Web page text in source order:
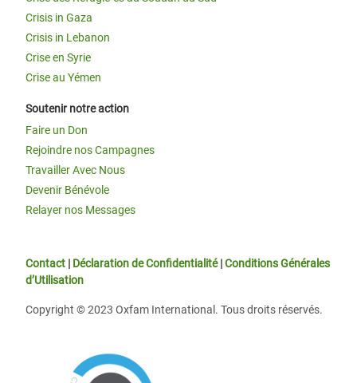
Crisis in Gaza
Crisis in Lebanon
Crise en Syrie
Crise au Yémen
Soutenir notre action
Faire un Don
Rejoindre nos Campagnes
Travailler Avec Nous
Devenir Bénévole
Relayer nos Messages
Contact | Déclaration de Confidentialité|Conditions Générales
d’Utilisation
Copyright © 2023 Oxfam International. Tous droits réservés.